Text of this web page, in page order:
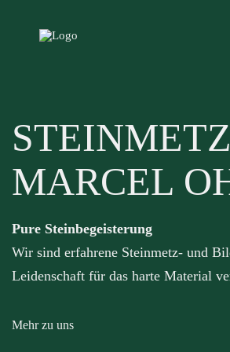
MARCEL
Pure Steinbegeisterung
Wir sind erfahrene Steinmetz- und
Leidenschaft für das harte Material
Mehr zu uns